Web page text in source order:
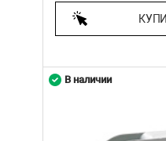
В наличии